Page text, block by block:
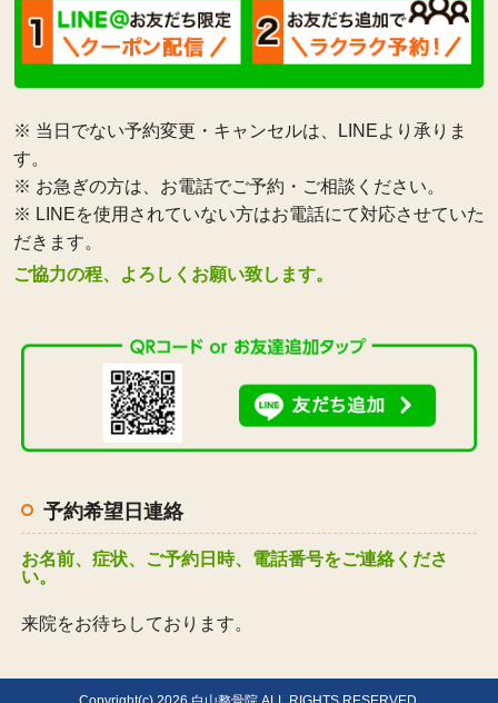
※ 当日でない予約変更・キャンセルは、LINEより承りま
す。
※ お急ぎの方は、お電話でご予約・ご相談ください。
※ LINEを使用されていない方はお電話にて対応させていた
だきます。
ご協力の程、よろしくお願い致します。
予約希望日連絡
お名前、症状、ご予約日時、電話番号をご連絡くださ
い。
来院をお待ちしております。